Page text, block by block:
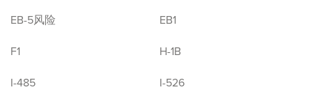
EB-5风险
EB1
F1
H-1B
I-485
I-526